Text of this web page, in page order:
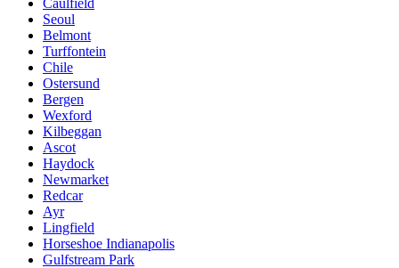
Seoul
Belmont
Turffontein
Chile
Ostersund
Bergen
Wexford
Kilbeggan
Ascot
Haydock
Newmarket
Redcar
Ayr
Lingfield
Horseshoe Indianapolis
Gulfstream Park